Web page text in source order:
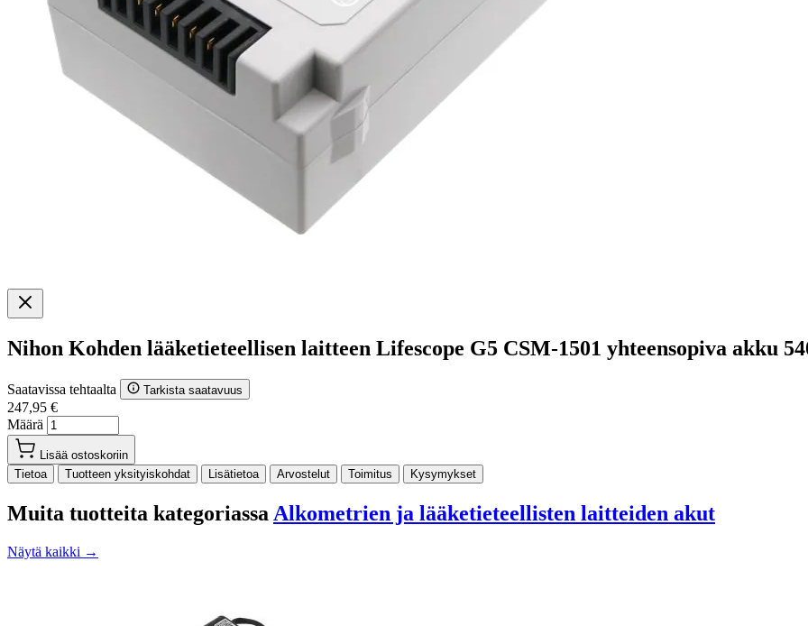
Nihon Kohden lääketieteellisen laitteen Lifescope G5 CSM-1501 yhteensopiva akku
Saatavissa tehtaalta Tarkista saatavuus
247,95 €
Määrä
Lisää ostoskoriin
Tietoa
Tuotteen yksityiskohdat Lisätietoa Arvostelut Toimitus Kysymykset
Muita tuotteita kategoriassa Alkometrien ja lääketieteellisten laitteiden akut
Näytä kaikki →